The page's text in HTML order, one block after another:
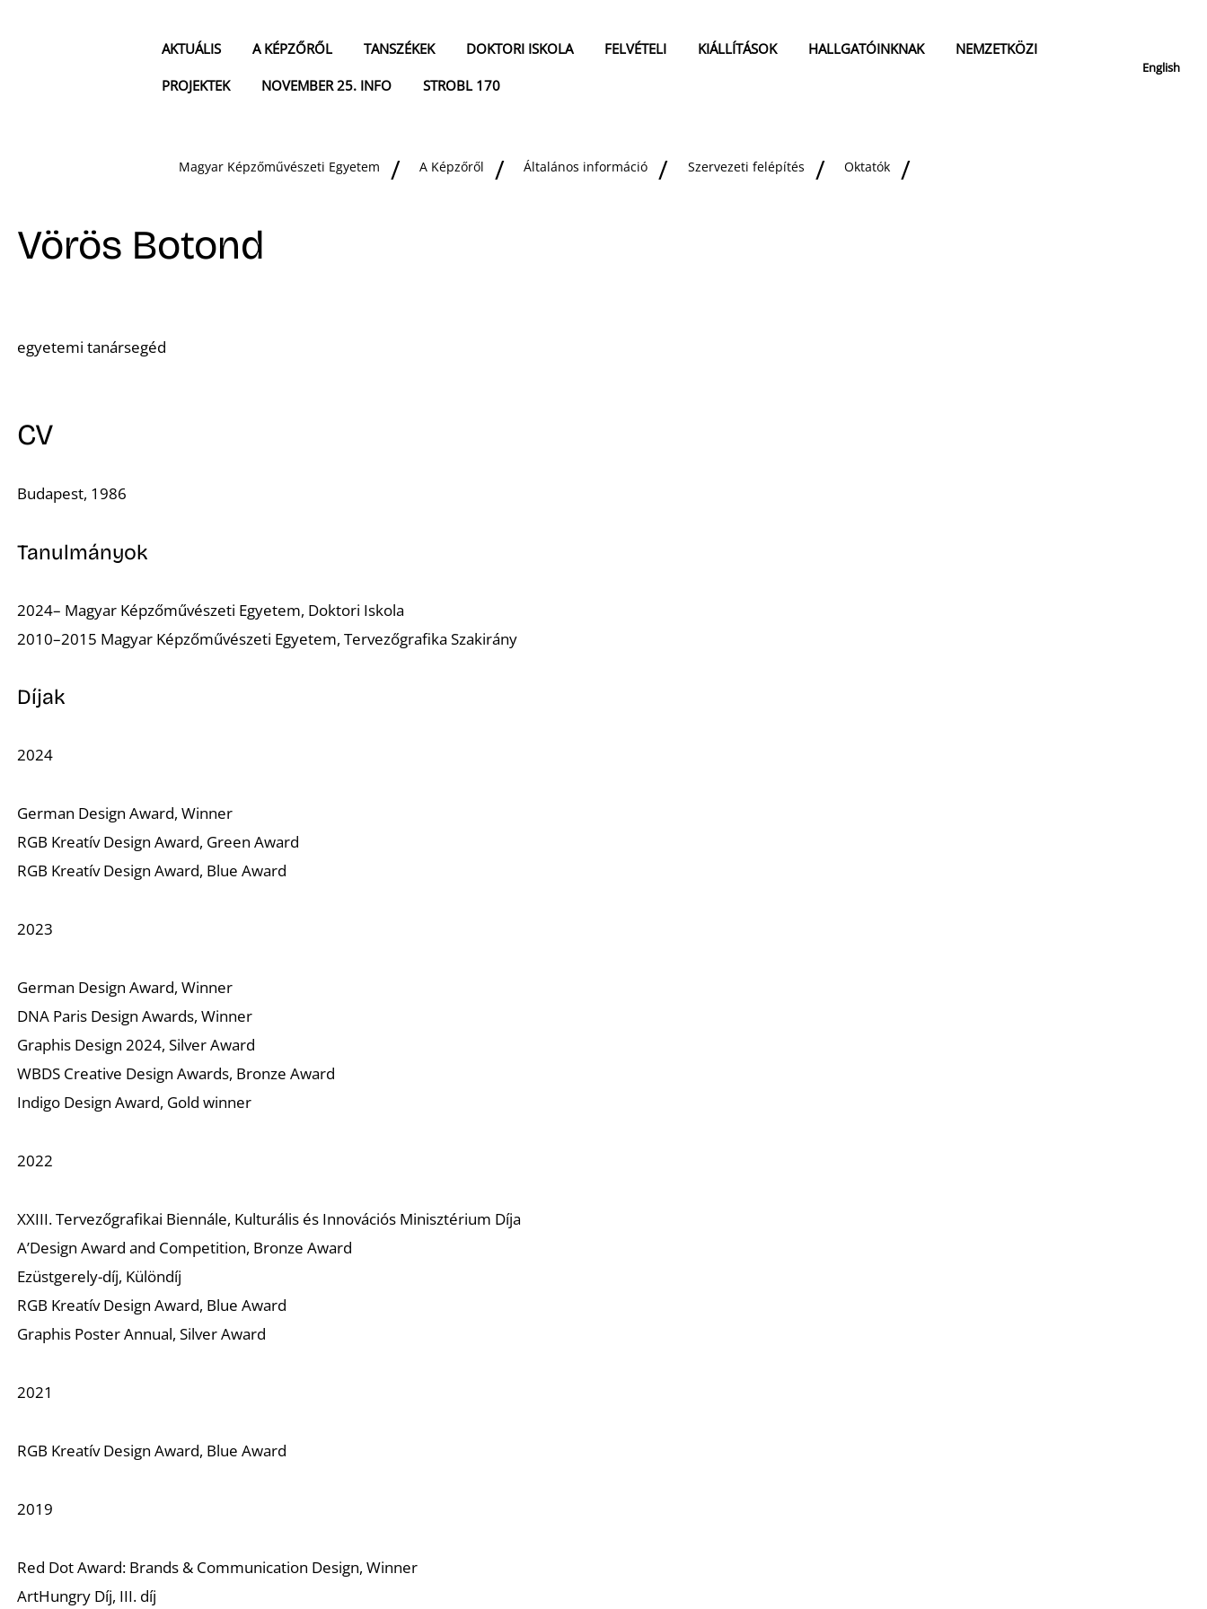
AKTUÁLIS A KÉPZŐRŐL TANSZÉKEK DOKTORI ISKOLA FELVÉTELI KIÁLLÍTÁSOK HALLGATÓINKNAK
NEMZETKÖZI
PROJEKTEK
NOVEMBER 25. INFO STROBL 170
English
Magyar Képzőművészeti Egyetem A Képzőről Általános információ Szervezeti felépítés Oktatók
Vörös Botond
egyetemi tanársegéd
CV
Budapest, 1986
Tanulmányok
2024– Magyar Képzőművészeti Egyetem, Doktori Iskola
2010–2015 Magyar Képzőművészeti Egyetem, Tervezőgrafika Szakirány
Díjak
2024
German Design Award, Winner
RGB Kreatív Design Award, Green Award
RGB Kreatív Design Award, Blue Award
2023
German Design Award, Winner
DNA Paris Design Awards, Winner
Graphis Design 2024, Silver Award
WBDS Creative Design Awards, Bronze Award
Indigo Design Award, Gold winner
2022
XXIII. Tervezőgrafikai Biennále, Kulturális és Innovációs Minisztérium Díja
A’Design Award and Competition, Bronze Award
Ezüstgerely-díj, Különdíj
RGB Kreatív Design Award, Blue Award
Graphis Poster Annual, Silver Award
2021
RGB Kreatív Design Award, Blue Award
2019
Red Dot Award: Brands & Communication Design, Winner
ArtHungry Díj, III. díj